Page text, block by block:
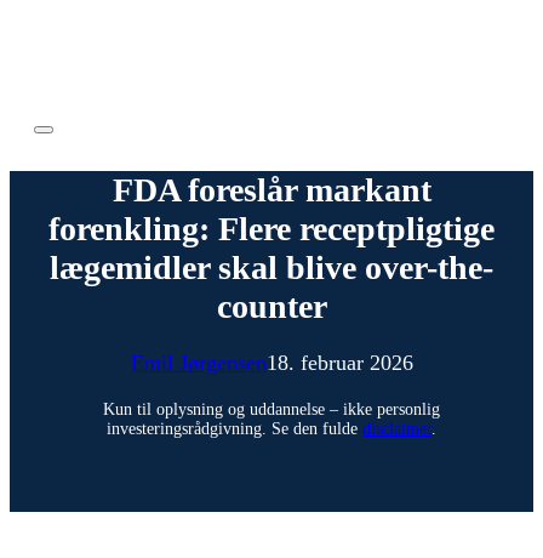
FDA foreslår markant
forenkling: Flere receptpligtige
lægemidler skal blive over-the-
counter
Emil Jørgensen18. februar 2026
Kun til oplysning og uddannelse – ikke personlig
investeringsrådgivning. Se den fulde disclaimer.